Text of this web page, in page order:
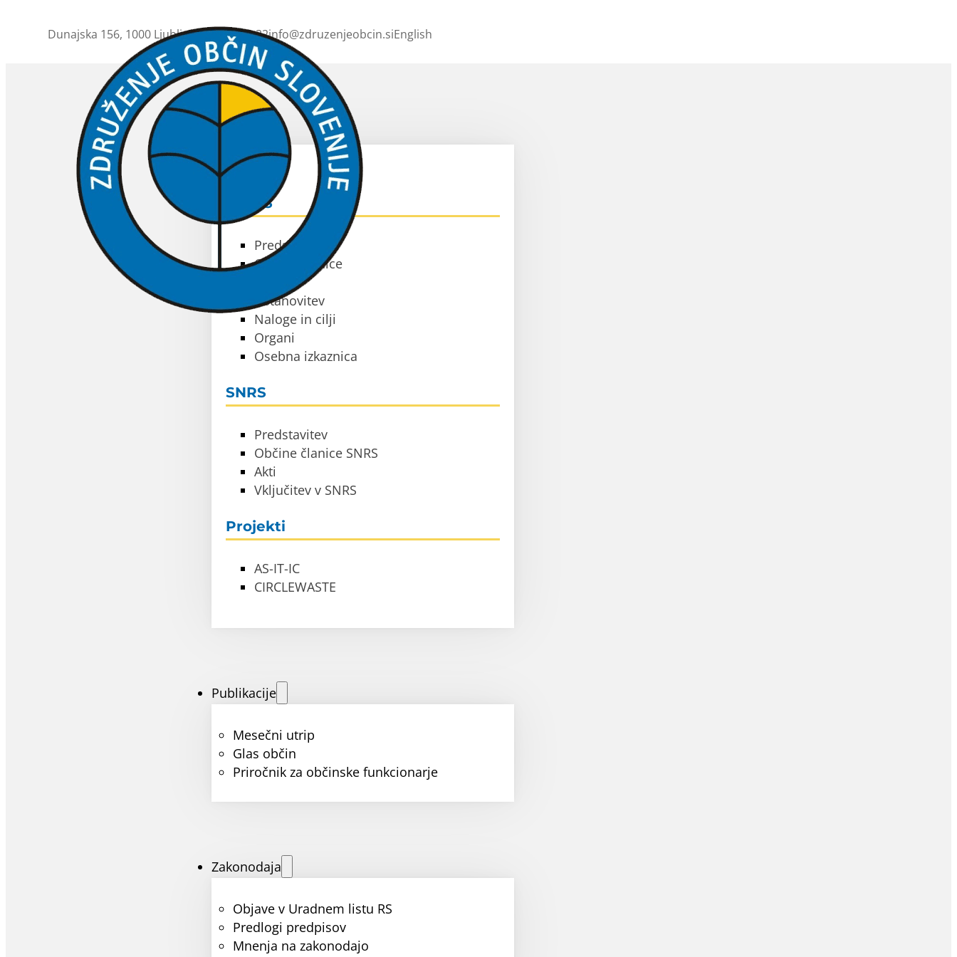
Dunajska 156, 1000 Ljubljana01 230 63 32info@zdruzenjeobcin.siEnglish
ZOS
O ZOS
Predstavitev
Občine članice
Ustanovitev
Naloge in cilji
Organi
Osebna izkaznica
SNRS
Predstavitev
Občine članice SNRS
Akti
Vključitev v SNRS
Projekti
AS-IT-IC
CIRCLEWASTE
Publikacije
Mesečni utrip
Glas občin
Priročnik za občinske funkcionarje
Zakonodaja
Objave v Uradnem listu RS
Predlogi predpisov
Mnenja na zakonodajo